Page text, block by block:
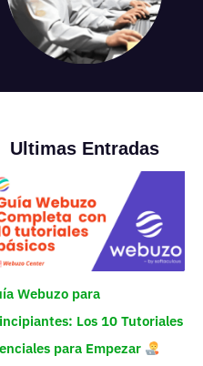
Ultimas Entradas
Webuzo para
Los 10 Tutoriales
para Empezar